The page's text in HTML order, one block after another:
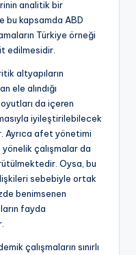
analitik bir
bu kapsamda ABD
Türkiye örneği
edilmesidir.
altyapıların
ele alındığı
da içeren
iyileştirilebilecek
Ayrıca afet yönetimi
yönelik çalışmalar da
Oysa, bu
sebebiyle ortak
benimsenen
fayda
çalışmaların sınırlı